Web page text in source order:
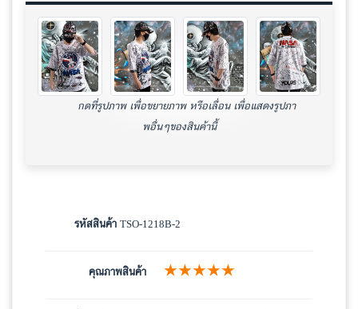
กดที่รูปภาพ เพื่อขยายภาพ หรือเลื่อน เพื่อแสดงรูปภา
พอื่นๆของสินค้านี้
รหัสสินค้า TSO-1218B-2
คุณภาพสินค้า ★★★★★